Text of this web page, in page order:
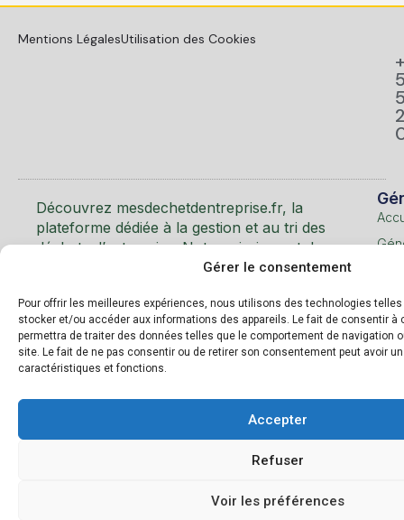
Gérer le consentement
Pour offrir les meilleures expériences, nous utilisons des technologies
stocker et/ou accéder aux informations des appareils. Le fait de consentir à
permettra de traiter des données telles que le comportement de navigation
site. Le fait de ne pas consentir ou de retirer son consentement peut avoir
caractéristiques et fonctions.
Accepter
Refuser
Voir les préférences
Mentions LégalesUtilisation des Cookies
Découvrez mesdechetdentreprise.fr, la
plateforme dédiée à la gestion et au tri des
déchets d’entreprise. Notre mission est de
faciliter le recyclage et d’encourager les
et
à